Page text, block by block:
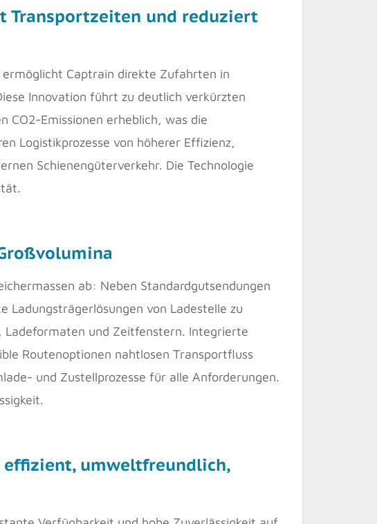
Transportzeiten und reduziert
Captrain direkte Zufahrten in
Innovation führt zu deutlich verkürzten
CO2-Emissionen erheblich, was die
Logistikprozesse von höherer Effizienz,
Schienengüterverkehr. Die Technologie
ab: Neben Standardgutsendungen
von Ladestelle zu
Ladeformaten und Zeitfenstern. Integrierte
Routenoptionen nahtlosen Transportfluss
und Zustellprozesse für alle Anforderungen.
umweltfreundlich,